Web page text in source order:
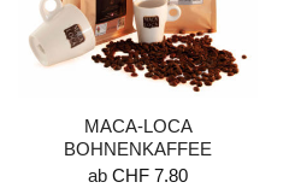
MACA-LOCA
BOHNENKAFFEE
ab CHF 7.80